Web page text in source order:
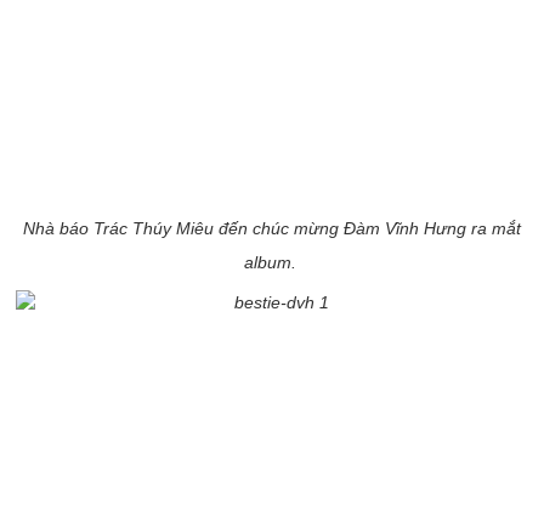
Nhà báo Trác Thúy Miêu đến chúc mừng Đàm Vĩnh Hưng ra mắt
album.